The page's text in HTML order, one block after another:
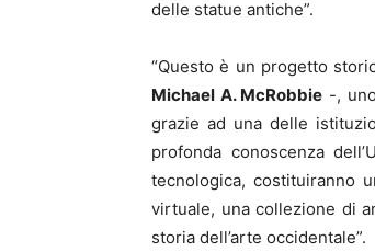
delle statue antiche”.
“Questo è un progetto
Michael A. McRobbie -,
grazie ad una delle
profonda conoscenza
tecnologica, costituiranno
virtuale, una collezione di
storia dell’arte occidentale”.